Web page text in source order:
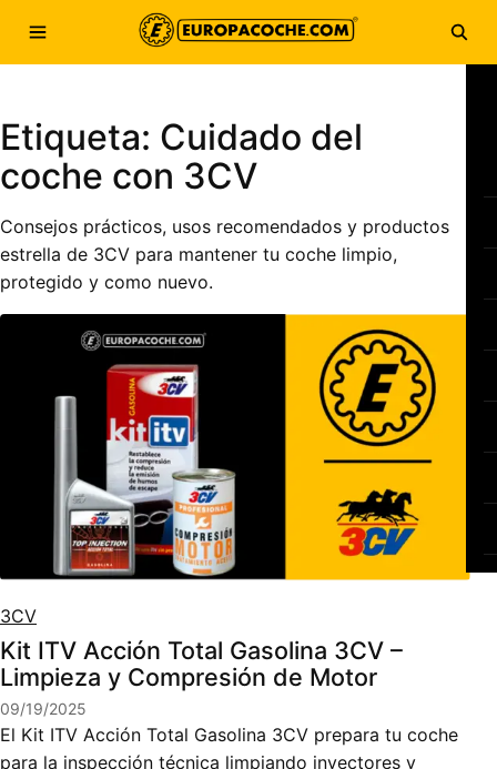
Saltar al contenido
Abrir menú
Etiqueta: Cuidado del
coche con 3CV
Consejos prácticos, usos recomendados y productos
estrella de 3CV para mantener tu coche limpio,
protegido y como nuevo.
3CV
Kit ITV Acción Total Gasolina 3CV –
Limpieza y Compresión de Motor
09/19/2025
El Kit ITV Acción Total Gasolina 3CV prepara tu coche
para la inspección técnica limpiando inyectores y